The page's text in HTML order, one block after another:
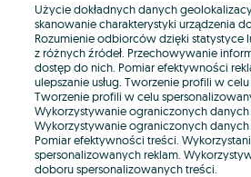
E-mail
Hasło
Użycie dokładnych danych
skanowanie charakterystyki urządzenia
Rozumienie odbiorców dzięki statystyce
z różnych źródeł. Przechowywanie
dostęp do nich. Pomiar efektywności
ulepszanie usług. Tworzenie profili w
Tworzenie profili w celu
Wykorzystywanie ograniczonych
Wykorzystywanie ograniczonych
Pomiar efektywności treści.
spersonalizowanych reklam.
doboru spersonalizowanych treści.